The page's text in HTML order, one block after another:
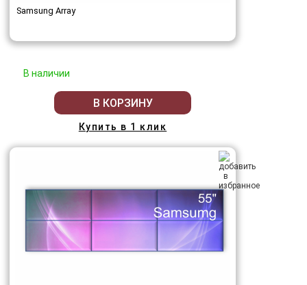
Samsung Array
В наличии
В КОРЗИНУ
Купить в 1 клик